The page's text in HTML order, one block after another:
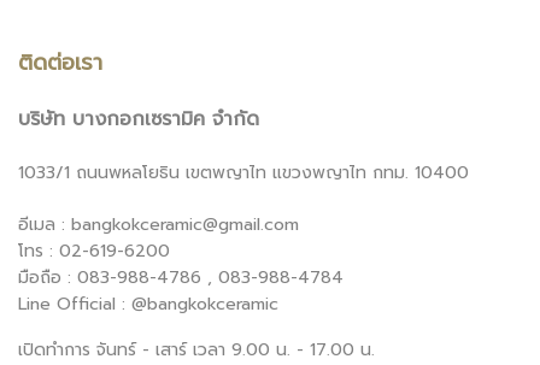
ติดต่อเรา
บริษัท บางกอกเซรามิค จำกัด
1033/1 ถนนพหลโยธิน เขตพญาไท แขวงพญาไท กทม. 10400
อีเมล : bangkokceramic@gmail.com
โทร : 02-619-6200
มือถือ : 083-988-4786 , 083-988-4784
Line Official : @bangkokceramic
เปิดทำการ จันทร์ - เสาร์ เวลา 9.00 น. - 17.00 น.